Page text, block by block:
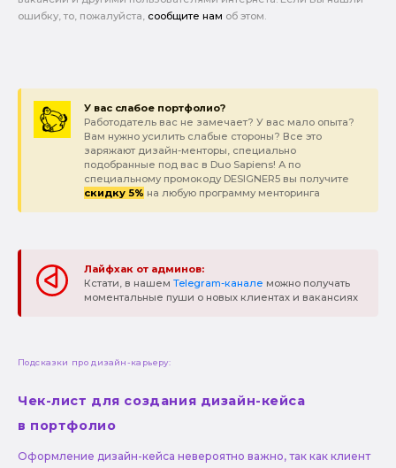
ошибку, то, пожалуйста, сообщите нам об этом.
У вас слабое портфолио?
Работодатель вас не замечает? У вас мало опыта?
Вам нужно усилить слабые стороны? Все это
заряжают дизайн-менторы, специально
подобранные под вас в Duo Sapiens! А по
специальному промокоду DESIGNER5 вы получите
скидку 5% на любую программу менторинга
Лайфхак от админов:
Кстати, в нашем Telegram-канале можно получать
моментальные пуши о новых клиентах и вакансиях
Подсказки про дизайн-карьеру:
Чек-лист для создания дизайн-кейса
в портфолио
Оформление дизайн-кейса невероятно важно, так как клиент